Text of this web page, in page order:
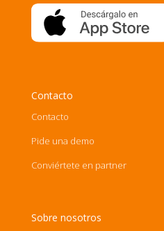
Contacto
Contacto
Pide una demo
Conviértete en partner
Sobre nosotros